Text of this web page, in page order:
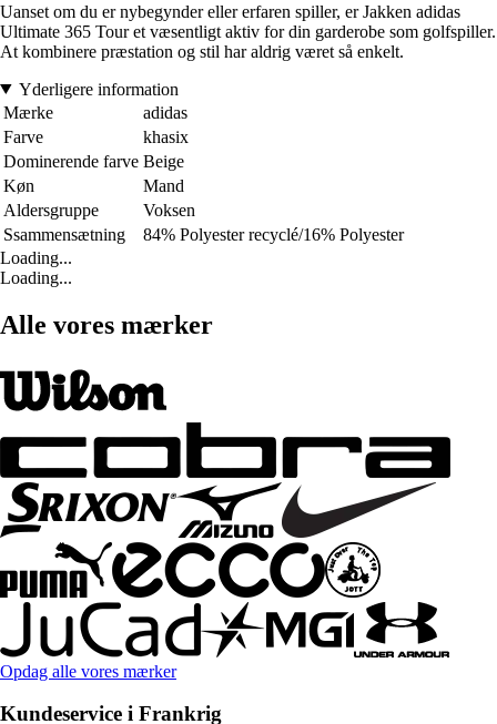
Uanset om du er nybegynder eller erfaren spiller, er Jakken adidas
Ultimate 365 Tour et væsentligt aktiv for din garderobe som golfspiller.
At kombinere præstation og stil har aldrig været så enkelt.
Yderligere information
Mærke
adidas
Farve
khasix
Dominerende farve Beige
Køn
Mand
Aldersgruppe
Voksen
Ssammensætning
84% Polyester recyclé/16% Polyester
Loading...
Loading...
Alle vores mærker
Opdag alle vores mærker
Kundeservice i Frankrig